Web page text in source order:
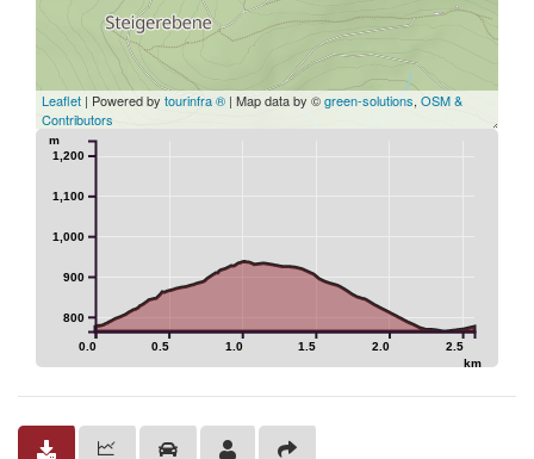
Leaflet | Powered by tourinfra ® | Map data by ©green-solutions, OSM &
Contributors
0.0 0.5 1.0 1.5 2.0 2.5
km
800
900
1,000
1,100
1,200
m